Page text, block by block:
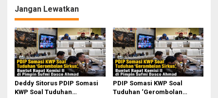
g
a
s
i
p
o
s
Jangan Lewatkan
Deddy Sitorus PDIP Somasi
KWP Soal Tuduhan
PDIP Somasi KWP Soal
Tuduhan ‘Gerombolan